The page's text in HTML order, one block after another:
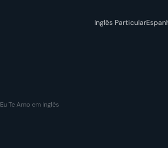
Inglês Particular
Eu Te Amo em Inglês